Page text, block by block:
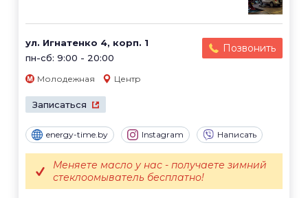
ул. Игнатенко 4, корп. 1
пн-сб: 9:00 - 20:00
Позвонить
Молодежная Центр
Записаться
energy-time.by Instagram Написать
Меняете масло у нас - получаете зимний
стеклоомыватель бесплатно!